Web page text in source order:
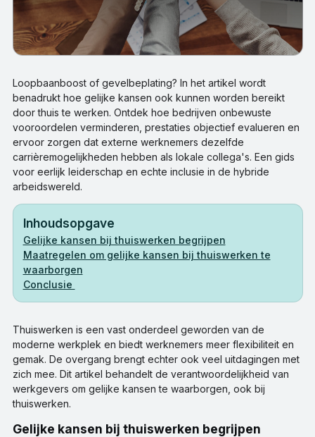
Loopbaanboost of gevelbeplating? In het artikel wordt
benadrukt hoe gelijke kansen ook kunnen worden bereikt
door thuis te werken. Ontdek hoe bedrijven onbewuste
vooroordelen verminderen, prestaties objectief evalueren en
ervoor zorgen dat externe werknemers dezelfde
carrièremogelijkheden hebben als lokale collega's. Een gids
voor eerlijk leiderschap en echte inclusie in de hybride
arbeidswereld.
Inhoudsopgave
Gelijke kansen bij thuiswerken begrijpen
Maatregelen om gelijke kansen bij thuiswerken te
waarborgen
Conclusie
Thuiswerken is een vast onderdeel geworden van de
moderne werkplek en biedt werknemers meer flexibiliteit en
gemak. De overgang brengt echter ook veel uitdagingen met
zich mee. Dit artikel behandelt de verantwoordelijkheid van
werkgevers om gelijke kansen te waarborgen, ook bij
thuiswerken.
Gelijke kansen bij thuiswerken begrijpen